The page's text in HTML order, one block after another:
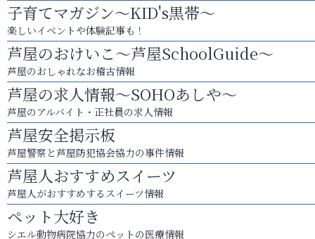
子育てマガジン～KID's黒帯～
楽しいイベントや体験記事も！
芦屋のおけいこ～芦屋SchoolGuide～
芦屋のおしゃれなお稽古情報
芦屋の求人情報～SOHOあしや～
芦屋のアルバイト・正社員の求人情報
芦屋安全掲示板
芦屋警察と芦屋防犯協会協力の事件情報
芦屋人おすすめスイーツ
芦屋人がおすすめするスイーツ情報
ペット大好き
シエル動物病院協力のペットの医療情報